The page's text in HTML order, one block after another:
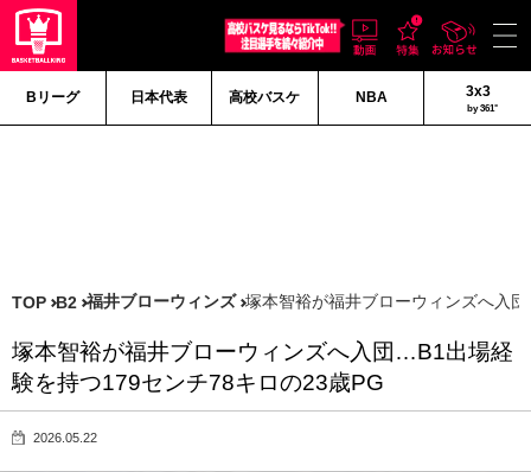
Bリーグ 日本代表 高校バスケ NBA 3x3
by 361°
TOP B2 福井ブローウィンズ 塚本智裕が福井ブローウィンズへ入
塚本智裕が福井ブローウィンズへ入団…B1出場経
験を持つ179センチ78キロの23歳PG
2026.05.22